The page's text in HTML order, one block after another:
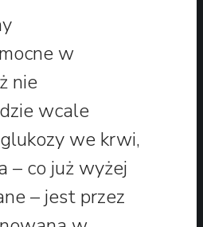
w
nie
wcale
we krwi,
– co już wyżej
– jest przez